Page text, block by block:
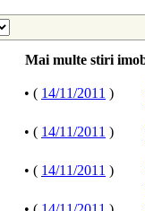
Mai multe stiri
• ( 14/11/2011 )
• ( 14/11/2011 )
• ( 14/11/2011 )